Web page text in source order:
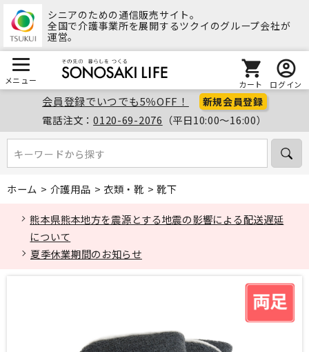
シニアのための通信販売サイト。
全国で介護事業所を展開するツクイのグループ会社が
運営。
メニュー カート ログイン
会員登録でいつでも5％OFF！ 新規会員登録
電話注文：0120-69-2076 （平日10:00～16:00）
キーワードから探す
キーワードから探す
ホーム > 介護用品 > 衣類・靴 >靴下
熊本県熊本地方を震源とする地震の影響による配送遅延
について
夏季休業期間のお知らせ